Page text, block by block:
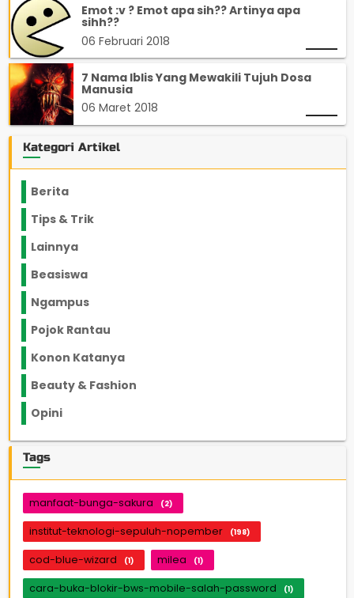
Emot :v ? Emot apa sih?? Artinya apa
sihh??
06 Februari 2018
7 Nama Iblis Yang Mewakili Tujuh Dosa
Manusia
06 Maret 2018
Kategori Artikel
Berita
Tips & Trik
Lainnya
Beasiswa
Ngampus
Pojok Rantau
Konon Katanya
Beauty & Fashion
Opini
Tags
manfaat-bunga-sakura (2)
institut-teknologi-sepuluh-nopember (198)
cod-blue-wizard (1) milea (1)
cara-buka-blokir-bws-mobile-salah-password (1)